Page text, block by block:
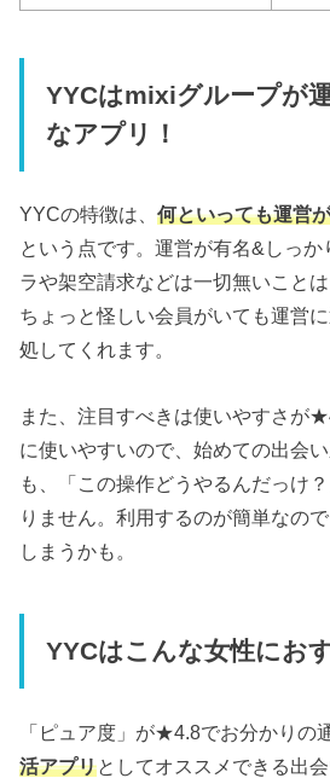
YYCはmixiグループが
なアプリ！
YYCの特徴は、何といっても運営
という点です。運営が有名&しっか
ラや架空請求などは一切無いこと
ちょっと怪しい会員がいても運営
処してくれます。
また、注目すべきは使いやすさが
に使いやすいので、始めての出会
も、「この操作どうやるんだっけ
りません。利用するのが簡単なの
しまうかも。
YYCはこんな女性にお
「ピュア度」が★4.8でお分かりの
活アプリとしてオススメできる出